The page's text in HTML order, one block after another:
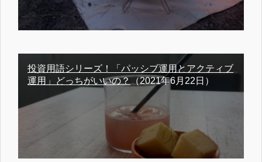
投資用語シリーズ！「パッシブ運用とアクティブ
運用」どっちがいいの？ （2021年6月22日）